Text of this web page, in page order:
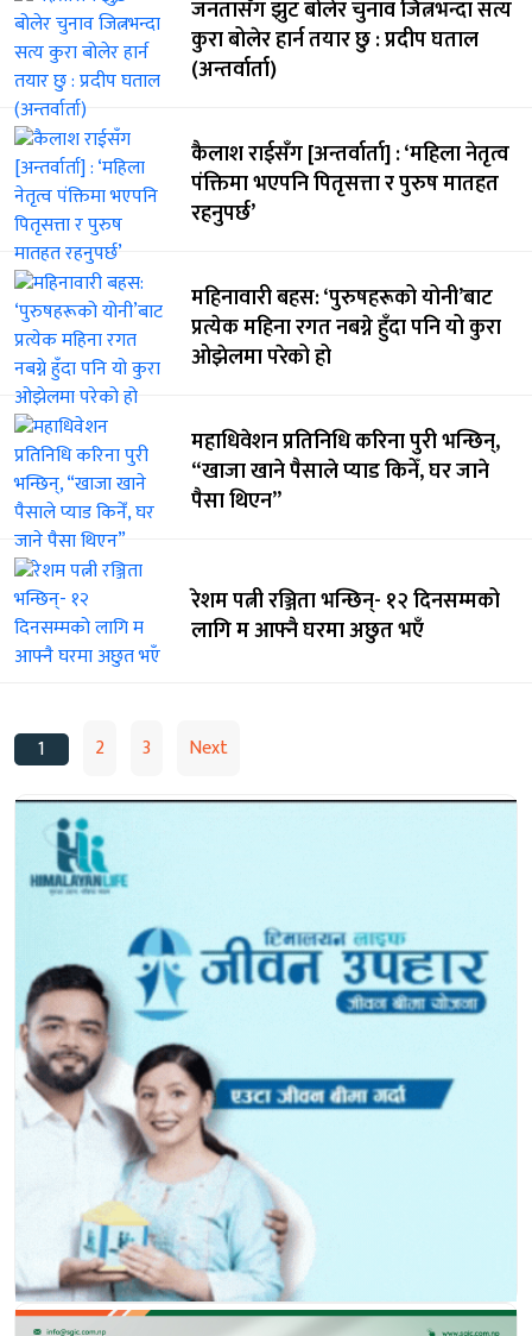
जनतासँग झुट बोलेर चुनाव जित्नभन्दा सत्य
कुरा बोलेर हार्न तयार छु : प्रदीप घताल
(अन्तर्वार्ता)
कैलाश राईसँग [अन्तर्वार्ता] : ‘महिला नेतृत्व
पंक्तिमा भएपनि पितृसत्ता र पुरुष मातहत
रहनुपर्छ’
महिनावारी बहस: ‘पुरुषहरूको योनी’बाट
प्रत्येक महिना रगत नबग्ने हुँदा पनि यो कुरा
ओझेलमा परेको हो
महाधिवेशन प्रतिनिधि करिना पुरी भन्छिन्,
“खाजा खाने पैसाले प्याड किनेँ, घर जाने
पैसा थिएन”
रेशम पत्नी रञ्जिता भन्छिन्- १२ दिनसम्मको
लागि म आफ्नै घरमा अछुत भएँ
Posts
pagination
1 2 3 Next